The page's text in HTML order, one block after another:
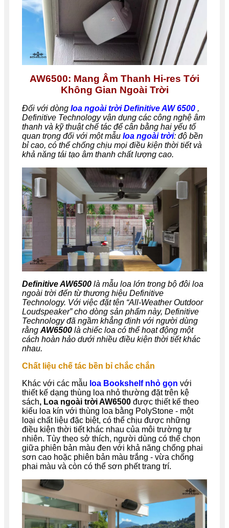
AW6500: Mang Âm Thanh Hi-res Tới
Không Gian Ngoài Trời
Đối với dòng loa ngoài trời Definitive AW 6500 ,
Definitive Technology vận dụng các công nghệ âm
thanh và kỹ thuật chế tác để cân bằng hai yếu tố
quan trọng đối với một mẫu loa ngoài trời: độ bền
bỉ cao, có thể chống chịu mọi điều kiện thời tiết và
khả năng tái tạo âm thanh chất lượng cao.
Definitive AW6500 là mẫu loa lớn trong bộ đôi loa
ngoài trời đến từ thương hiệu Definitive
Technology. Với việc đặt tên “All-Weather Outdoor
Loudspeaker” cho dòng sản phẩm này, Definitive
Technology đã ngầm khẳng định với người dùng
rằng AW6500 là chiếc loa có thể hoạt động một
cách hoàn hảo dưới nhiều điều kiện thời tiết khác
nhau.
Chất liệu chế tác bền bỉ chắc chắn
Khác với các mẫu loa Bookshelf nhỏ gọn với
thiết kế dạng thùng loa nhỏ thường đặt trên kệ
sách, Loa ngoài trời AW6500 được thiết kế theo
kiểu loa kín với thùng loa bằng PolyStone - một
loại chất liệu đặc biệt, có thể chịu được những
điều kiện thời tiết khác nhau của môi trường tự
nhiên. Tùy theo sở thích, người dùng có thể chọn
giữa phiên bản màu đen với khả năng chống phai
sơn cao hoặc phiên bản màu trắng - vừa chống
phai màu và còn có thể sơn phết trang trí.